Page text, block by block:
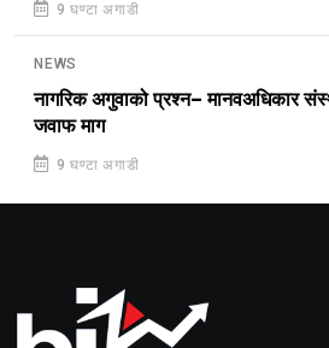
9 घण्टा अगाडी
NEWS
नागरिक अगुवाको प्रश्न– मानवअधिकार
जवाफ माग
9 घण्टा अगाडी